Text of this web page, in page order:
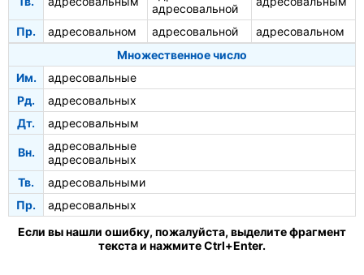
адресовальной
Пр. адресовальном адресовальной
адресовальном
Множественное число
Им.
адресовальные
Рд.
адресовальных
Дт.
адресовальным
Вн.
адресовальные
адресовальных
Тв.
адресовальными
Пр.
адресовальных
Если вы нашли ошибку, пожалуйста, выделите фрагмент
текста и нажмите Ctrl+Enter.